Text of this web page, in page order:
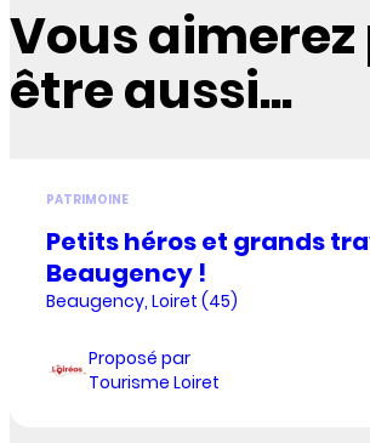
Vous
être aussi...
PATRIMOINE
Petits héros et grands
Beaugency !
Beaugency, Loiret (45)
Proposé par
Tourisme Loiret